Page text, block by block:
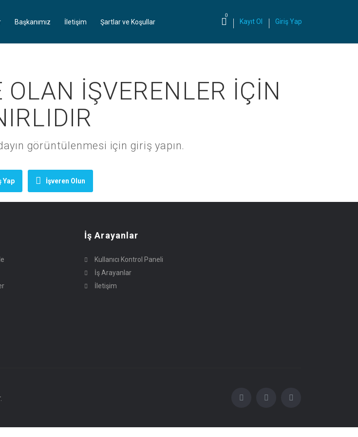
Başkanımız İletişim Şartlar ve Koşullar
0
Kayıt Ol Giriş Yap
OLAN İŞVERENLER İÇİN
görüntülenmesi için giriş yapın.
Yap İşveren Olun
İş Arayanlar
Kullanıcı Kontrol Paneli
İş Arayanlar
İletişim